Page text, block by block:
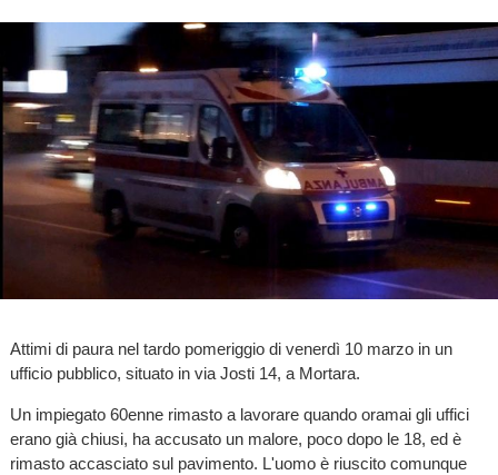
Attimi di paura nel tardo pomeriggio di venerdì 10 marzo in un
ufficio pubblico, situato in via Josti 14, a Mortara.
Un impiegato 60enne rimasto a lavorare quando oramai gli uffici
erano già chiusi, ha accusato un malore, poco dopo le 18, ed è
rimasto accasciato sul pavimento. L'uomo è riuscito comunque